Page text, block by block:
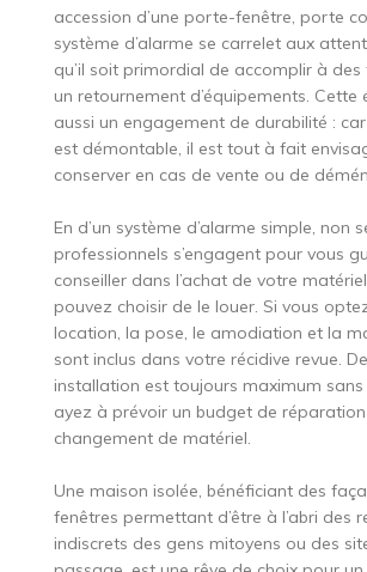
accession d’une porte-fenêtre, porte
système d’alarme se carrelet aux
qu’il soit primordial de accomplir à
un retournement d’équipements. Cette
aussi un engagement de durabilité :
est démontable, il est tout à fait
conserver en cas de vente ou de
En d’un système d’alarme simple, non
professionnels s’engagent pour vous
conseiller dans l’achat de votre
pouvez choisir de le louer. Si vous
location, la pose, le amodiation et la
sont inclus dans votre récidive revue.
installation est toujours maximum sans
ayez à prévoir un budget de
changement de matériel.
Une maison isolée, bénéficiant des
fenêtres permettant d’être à l’abri des
indiscrets des gens mitoyens ou des